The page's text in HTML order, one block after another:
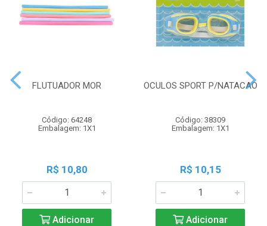
FLUTUADOR MOR
Código: 64248
Embalagem: 1X1
R$ 10,80
Adicionar
OCULOS SPORT P/NATACAO
Código: 38309
Embalagem: 1X1
R$ 10,15
Adicionar